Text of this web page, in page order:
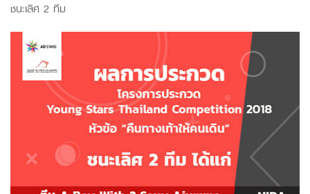
ชนะเลิศ 2 ทีม